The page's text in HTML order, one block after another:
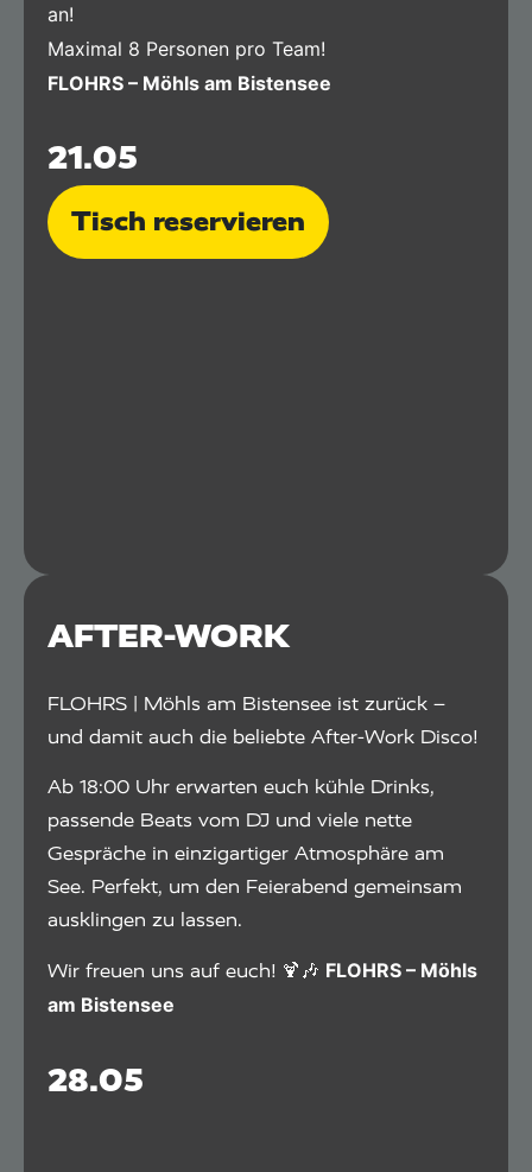
an!
Maximal 8 Personen pro Team!
FLOHRS – Möhls am Bistensee
21.05
Tisch reservieren
AFTER-WORK
FLOHRS | Möhls am Bistensee ist zurück –
und damit auch die beliebte After-Work Disco!
Ab 18:00 Uhr erwarten euch kühle Drinks,
passende Beats vom DJ und viele nette
Gespräche in einzigartiger Atmosphäre am
See. Perfekt, um den Feierabend gemeinsam
ausklingen zu lassen.
Wir freuen uns auf euch! 🍹🎶 FLOHRS – Möhls
am Bistensee
28.05